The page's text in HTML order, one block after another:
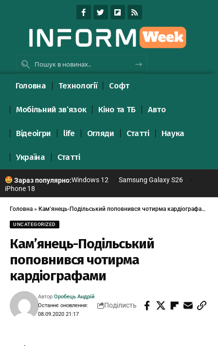
Головна Технології Софт
Мобільний зв’язок Кіно та ТБ Авто
Відеоігри life Огляди Статті Наука
Україна Статті
Зараз популярно:Windows 12
Samsung Galaxy S26
iPhone 18
Головна » Кам’янець-Подільський поповнився чотирма кардіографами
UNCATEGORIZED
Кам’янець-Подільський
поповнився чотирма
кардіографами
Останнє оновлення:
08.09.2020 21:17
Автор:Оробець Андрій
Поділисть